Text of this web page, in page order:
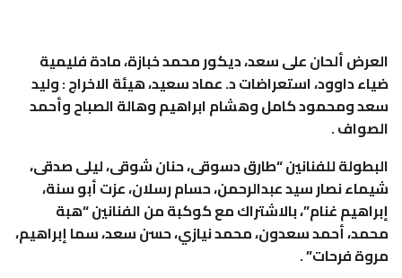
العرض ألحان على سعد، ديكور محمد خبازة، مادة فليمية
ضياء داوود، استعراضات د. عماد سعيد، هيئة الاخراج : وليد
سعد ومحمود كامل وهشام ابراهيم وهالة الصباح وأحمد
الصواف .
البطولة للفنانين “طارق دسوقى، حنان شوقى، ليلى صدقى،
شيماء نصار سيد عبدالرحمن، حسام رسلان، عزت أبو سنة،
إبراهيم غنام”، بالاشتراك مع كوكبة من الفنانين “هبة
محمد، أحمد سعدون، محمد نيازي، حسن سعد، سما إبراهيم،
مروة فرحات” .